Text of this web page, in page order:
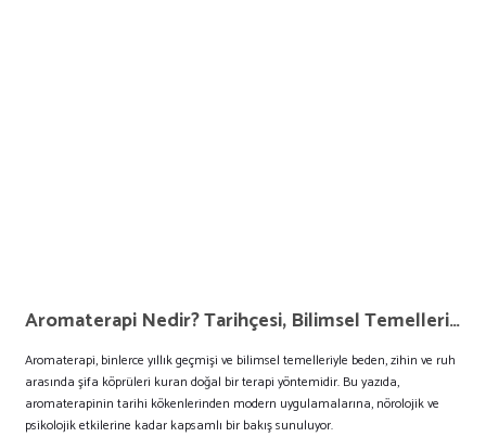
Aromaterapi Nedir? Tarihçesi, Bilimsel Temelleri ve Sağlığa Faydaları
Aromaterapi, binlerce yıllık geçmişi ve bilimsel temelleriyle beden, zihin ve ruh
arasında şifa köprüleri kuran doğal bir terapi yöntemidir. Bu yazıda,
aromaterapinin tarihi kökenlerinden modern uygulamalarına, nörolojik ve
psikolojik etkilerine kadar kapsamlı bir bakış sunuluyor.